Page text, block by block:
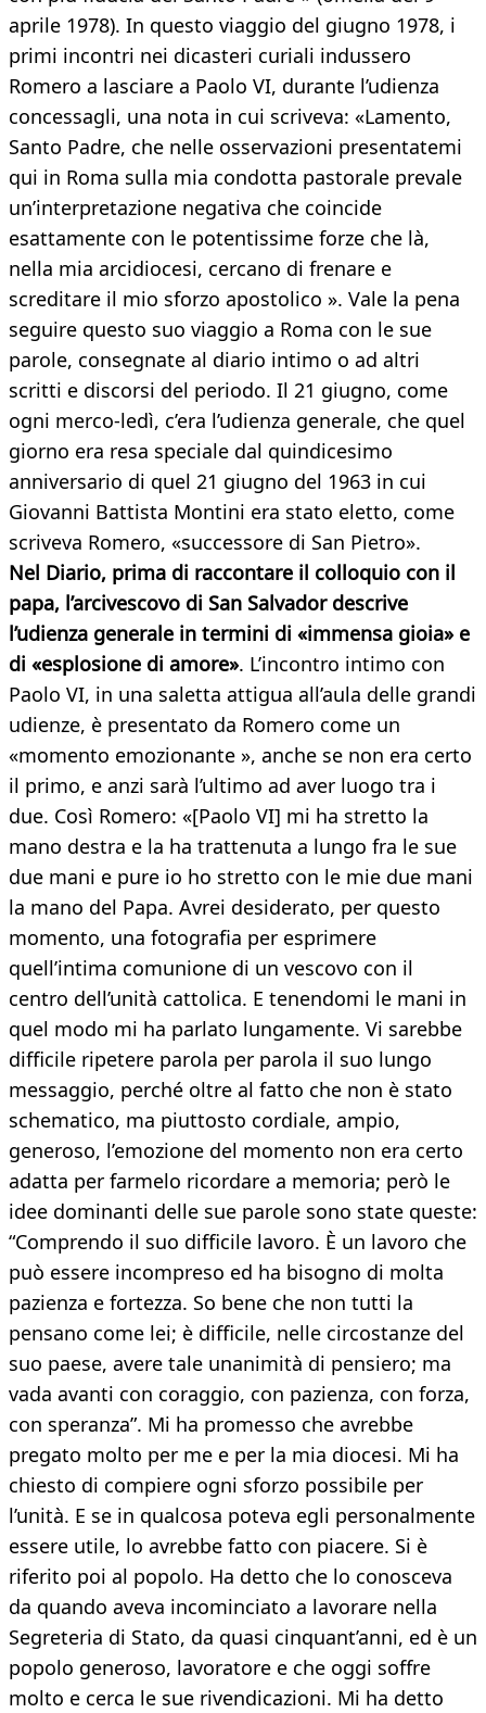
aprile 1978). In questo viaggio del giugno 1978, i
primi incontri nei dicasteri curiali indussero
Romero a lasciare a Paolo VI, durante l’udienza
concessagli, una nota in cui scriveva: «Lamento,
Santo Padre, che nelle osservazioni presentatemi
qui in Roma sulla mia condotta pastorale prevale
un’interpretazione negativa che coincide
esattamente con le potentissime forze che là,
nella mia arcidiocesi, cercano di frenare e
screditare il mio sforzo apostolico ». Vale la pena
seguire questo suo viaggio a Roma con le sue
parole, consegnate al diario intimo o ad altri
scritti e discorsi del periodo. Il 21 giugno, come
ogni merco-ledì, c’era l’udienza generale, che quel
giorno era resa speciale dal quindicesimo
anniversario di quel 21 giugno del 1963 in cui
Giovanni Battista Montini era stato eletto, come
scriveva Romero, «successore di San Pietro».
Nel Diario, prima di raccontare il colloquio con il
papa, l’arcivescovo di San Salvador descrive
l’udienza generale in termini di «immensa gioia» e
di «esplosione di amore». L’incontro intimo con
Paolo VI, in una saletta attigua all’aula delle grandi
udienze, è presentato da Romero come un
«momento emozionante », anche se non era certo
il primo, e anzi sarà l’ultimo ad aver luogo tra i
due. Così Romero: «[Paolo VI] mi ha stretto la
mano destra e la ha trattenuta a lungo fra le sue
due mani e pure io ho stretto con le mie due mani
la mano del Papa. Avrei desiderato, per questo
momento, una fotografia per esprimere
quell’intima comunione di un vescovo con il
centro dell’unità cattolica. E tenendomi le mani in
quel modo mi ha parlato lungamente. Vi sarebbe
difficile ripetere parola per parola il suo lungo
messaggio, perché oltre al fatto che non è stato
schematico, ma piuttosto cordiale, ampio,
generoso, l’emozione del momento non era certo
adatta per farmelo ricordare a memoria; però le
idee dominanti delle sue parole sono state queste:
“Comprendo il suo difficile lavoro. È un lavoro che
può essere incompreso ed ha bisogno di molta
pazienza e fortezza. So bene che non tutti la
pensano come lei; è difficile, nelle circostanze del
suo paese, avere tale unanimità di pensiero; ma
vada avanti con coraggio, con pazienza, con forza,
con speranza”. Mi ha promesso che avrebbe
pregato molto per me e per la mia diocesi. Mi ha
chiesto di compiere ogni sforzo possibile per
l’unità. E se in qualcosa poteva egli personalmente
essere utile, lo avrebbe fatto con piacere. Si è
riferito poi al popolo. Ha detto che lo conosceva
da quando aveva incominciato a lavorare nella
Segreteria di Stato, da quasi cinquant’anni, ed è un
popolo generoso, lavoratore e che oggi soffre
molto e cerca le sue rivendicazioni. Mi ha detto